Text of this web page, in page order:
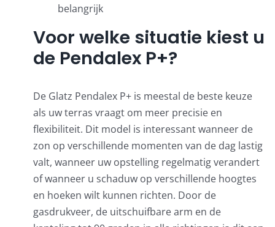
belangrijk
Voor welke situatie kiest u
de Pendalex P+?
De Glatz Pendalex P+ is meestal de beste keuze
als uw terras vraagt om meer precisie en
flexibiliteit. Dit model is interessant wanneer de
zon op verschillende momenten van de dag lastig
valt, wanneer uw opstelling regelmatig verandert
of wanneer u schaduw op verschillende hoogtes
en hoeken wilt kunnen richten. Door de
gasdrukveer, de uitschuifbare arm en de